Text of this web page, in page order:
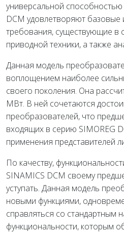
универсальной
DCM удовлетворяют
требования, существующие в
приводной техники, а также
Данная модель
воплощением наиболее
своего поколения. Она
МВт. В ней сочетаются
преобразователей, что
входящих в серию SIMOREG
применения представителей
По качеству,
SINAMICS DCM своему
уступать. Данная модель
новыми функциями,
справляться со стандартным
функциональности, которым